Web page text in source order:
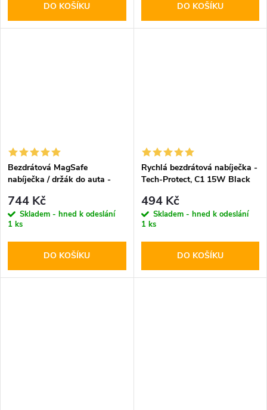
DO KOŠÍKU DO KOŠÍKU
Bezdrátová MagSafe
nabíječka / držák do auta -
Dashboard & Vent
744 Kč
Skladem - hned k odeslání
1 ks
DO KOŠÍKU
Rychlá bezdrátová nabíječka -
Tech-Protect, C1 15W Black
494 Kč
Skladem - hned k odeslání
1 ks
DO KOŠÍKU